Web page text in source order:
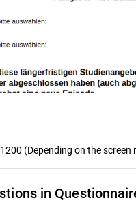
(Depending on the
in